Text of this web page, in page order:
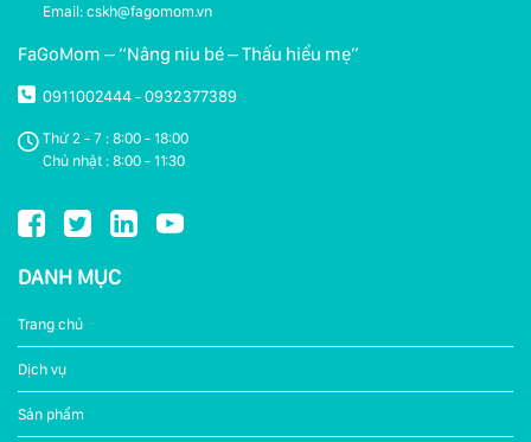
Email: cskh@fagomom.vn
FaGoMom – “Nâng niu bé – Thấu hiểu mẹ”
0911002444 - 0932377389
Thứ 2 - 7 : 8:00 - 18:00
Chủ nhật : 8:00 - 11:30
DANH MỤC
Trang chủ
Dịch vụ
Sản phẩm